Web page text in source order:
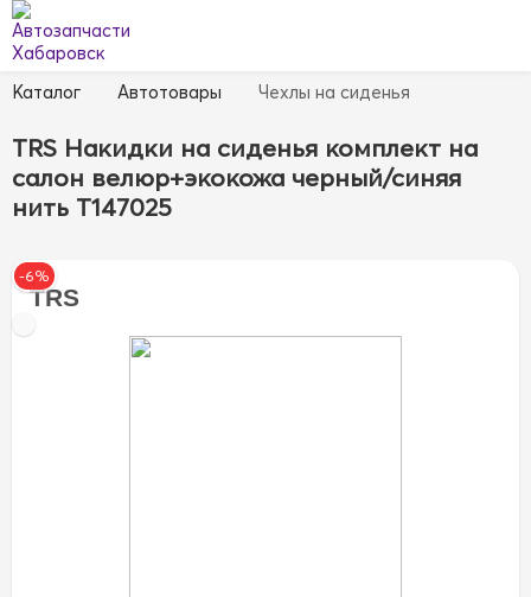
Каталог Автотовары Чехлы на сиденья
TRS Накидки на сиденья комплект на
салон велюр+экокожа черный/синяя
нить T147025
TRS
-6%